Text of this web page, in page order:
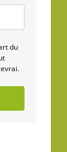
du